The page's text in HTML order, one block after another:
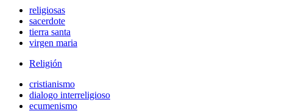
religiosas
sacerdote
tierra santa
virgen maria
Religión
cristianismo
dialogo interreligioso
ecumenismo